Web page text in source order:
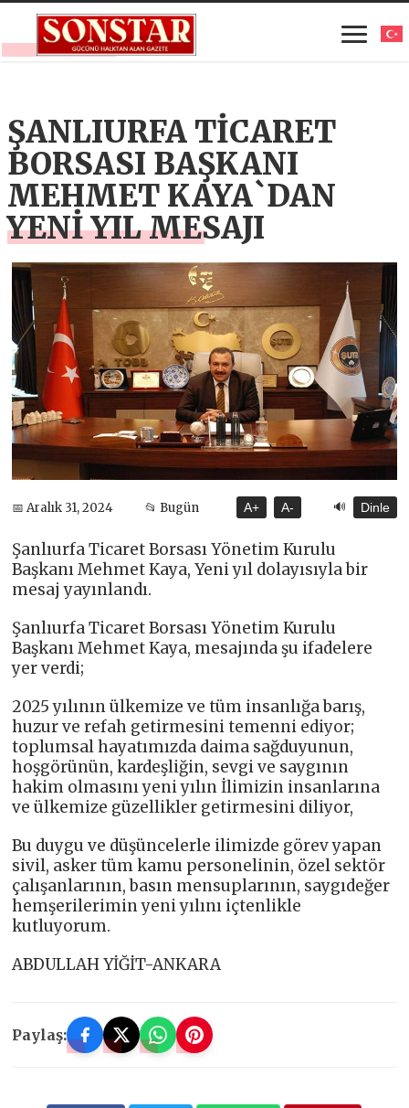
ŞANLIURFA TİCARET
BORSASI BAŞKANI
MEHMET KAYA`DAN
YENİ YIL MESAJI
📅 Aralık 31, 2024 📂 Bugün A+ A- 🔊 Dinle
Şanlıurfa Ticaret Borsası Yönetim Kurulu
Başkanı Mehmet Kaya, Yeni yıl dolayısıyla bir
mesaj yayınlandı.
Şanlıurfa Ticaret Borsası Yönetim Kurulu
Başkanı Mehmet Kaya, mesajında şu ifadelere
yer verdi;
2025 yılının ülkemize ve tüm insanlığa barış,
huzur ve refah getirmesini temenni ediyor;
toplumsal hayatımızda daima sağduyunun,
hoşgörünün, kardeşliğin, sevgi ve saygının
hakim olmasını yeni yılın İlimizin insanlarına
ve ülkemize güzellikler getirmesini diliyor,
Bu duygu ve düşüncelerle ilimizde görev yapan
sivil, asker tüm kamu personelinin, özel sektör
çalışanlarının, basın mensuplarının, saygıdeğer
hemşerilerimin yeni yılını içtenlikle
kutluyorum.
ABDULLAH YİĞİT-ANKARA
Paylaş: